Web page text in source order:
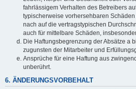
fahrlässigem Verhalten des Betreibers
typischerweise vorhersehbaren
nach auf die vertragstypischen
auch für mittelbare Schäden,
Die Haftungsbegrenzung der Absätze a
zugunsten der Mitarbeiter und
Ansprüche für eine Haftung aus
unberührt.
6. ÄNDERUNGSVORBEHALT